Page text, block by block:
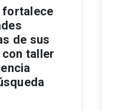
fortalece
de sus
taller